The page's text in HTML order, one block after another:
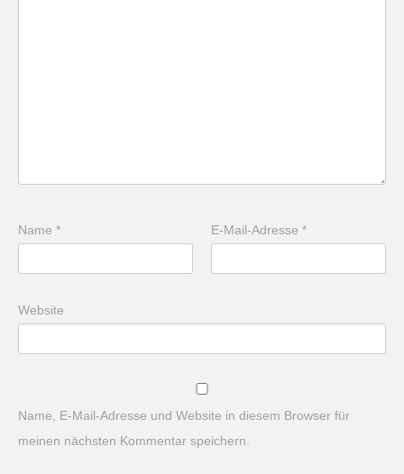
Name * E-Mail-Adresse*
Website
Name, E-Mail-Adresse und Website in diesem Browser für
meinen nächsten Kommentar speichern.